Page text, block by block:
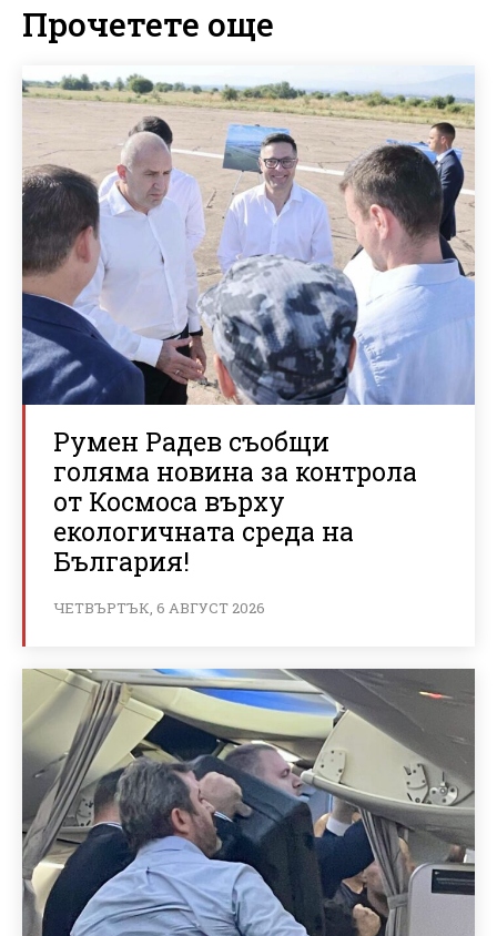
Прочетете още
Румен Радев съобщи
голяма новина за контрола
от Космоса върху
екологичната среда на
България!
ЧЕТВЪРТЪК, 6 АВГУСТ 2026